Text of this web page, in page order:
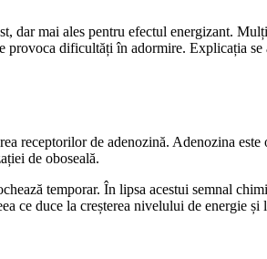
dar mai ales pentru efectul energizant.
dificultăți în adormire. Explicația
receptorilor de adenozină. Adenozina
de oboseală.
temporar. În lipsa acestui semnal
ce duce la creșterea nivelului de energie și